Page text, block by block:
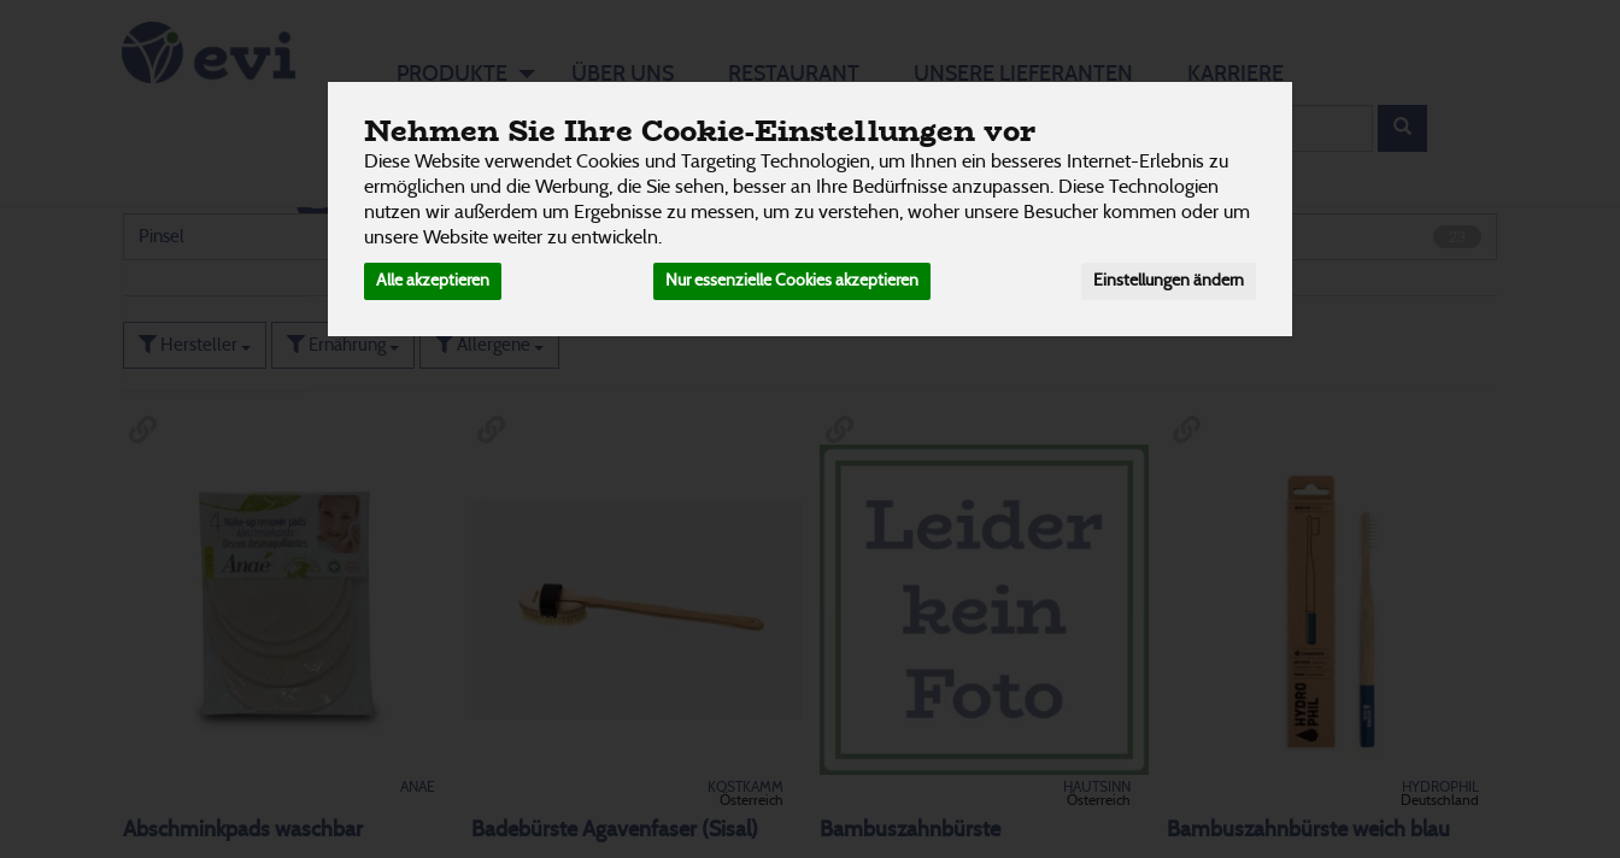
Nehmen Sie Ihre Cookie-Einstellungen vor
Diese Website verwendet Cookies und Targeting Technologien, um Ihnen ein besseres Internet-Erlebnis zu
ermöglichen und die Werbung, die Sie sehen, besser an Ihre Bedürfnisse anzupassen. Diese Technologien
nutzen wir außerdem um Ergebnisse zu messen, um zu verstehen, woher unsere Besucher kommen oder um
unsere Website weiter zu entwickeln.
Alle akzeptieren Nur essenzielle Cookies akzeptieren Einstellungen ändern
PRODUKTE ÜBER UNS RESTAURANT UNSERE LIEFERANTEN KARRIERE
Rund um Kosmetik,
Pflege & Hygiene 48 von 3242
3 13
Kämme, Bürsten & Co Kosmetiktücher, -pads & Wattestäbchen
1
Pinsel Taschentücher
Hersteller Ernährung Allergene
ANAE
Abschminkpads waschbar
KOSTKAMM
Österreich
Badebürste Agavenfaser (Sisal)
HAUTSINN
Österreich
Bambuszahnbürste
HYDROPHIL
Deutschland
Bambuszahnbürste weich blau